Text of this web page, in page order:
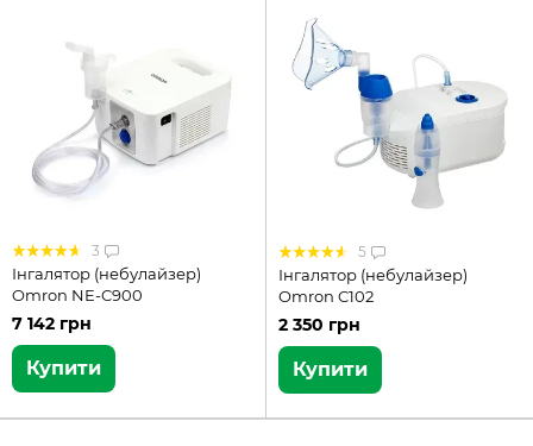
3
Інгалятор (небулайзер)
Omron NE-C900
7 142 грн
Купити
5
Інгалятор (небулайзер)
Omron C102
2 350 грн
Купити